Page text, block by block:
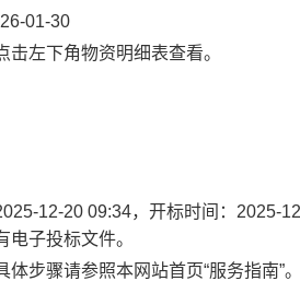
01-30
左下角物资明细表查看。
12-20 09:34，开标时间：2025-
电子投标文件。
体步骤请参照本网站首页“服务指南”